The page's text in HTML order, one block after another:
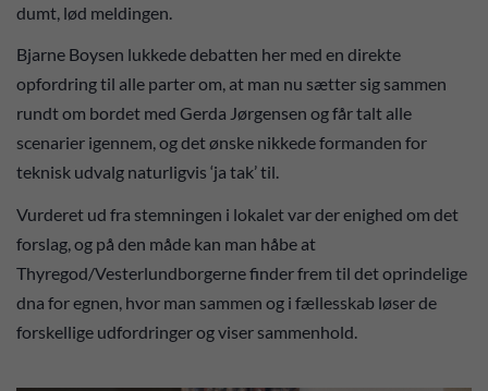
dumt, lød meldingen.
Bjarne Boysen lukkede debatten her med en direkte
opfordring til alle parter om, at man nu sætter sig sammen
rundt om bordet med Gerda Jørgensen og får talt alle
scenarier igennem, og det ønske nikkede formanden for
teknisk udvalg naturligvis ‘ja tak’ til.
Vurderet ud fra stemningen i lokalet var der enighed om det
forslag, og på den måde kan man håbe at
Thyregod/Vesterlundborgerne finder frem til det oprindelige
dna for egnen, hvor man sammen og i fællesskab løser de
forskellige udfordringer og viser sammenhold.